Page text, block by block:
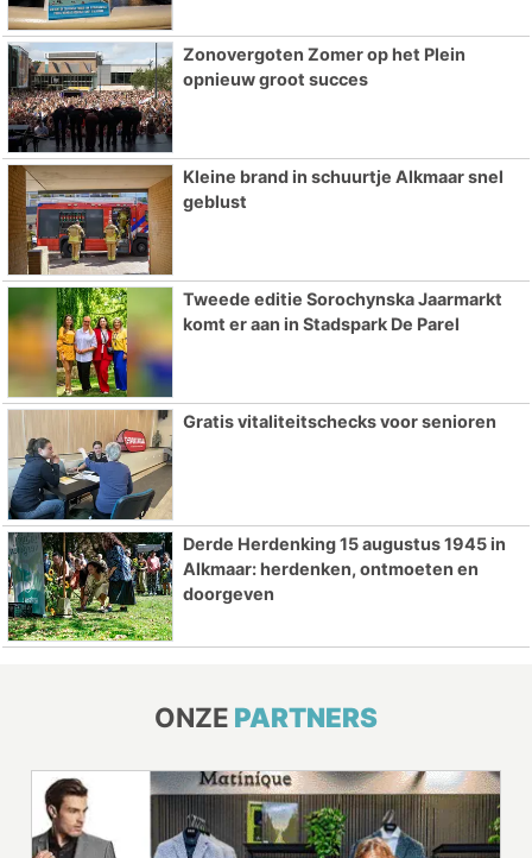
Zonovergoten Zomer op het Plein
opnieuw groot succes
Kleine brand in schuurtje Alkmaar snel
geblust
Tweede editie Sorochynska Jaarmarkt
komt er aan in Stadspark De Parel
Gratis vitaliteitschecks voor senioren
Derde Herdenking 15 augustus 1945 in
Alkmaar: herdenken, ontmoeten en
doorgeven
ONZE PARTNERS